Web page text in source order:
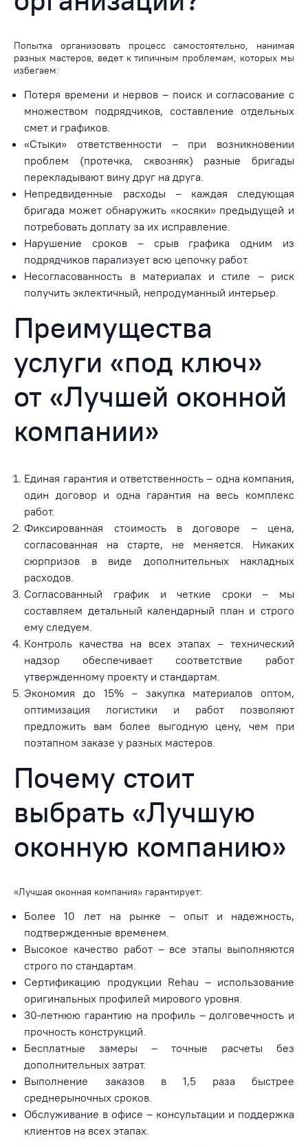
Попытка организовать процесс самостоятельно, нанимая
разных мастеров, ведет к типичным проблемам, которых мы
избегаем:
Потеря времени и нервов – поиск и согласование с
множеством подрядчиков, составление отдельных
смет и графиков.
«Стыки» ответственности – при возникновении
проблем (протечка, сквозняк) разные бригады
перекладывают вину друг на друга.
Непредвиденные расходы – каждая следующая
бригада может обнаружить «косяки» предыдущей и
потребовать доплату за их исправление.
Нарушение сроков – срыв графика одним из
подрядчиков парализует всю цепочку работ.
Несогласованность в материалах и стиле – риск
получить эклектичный, непродуманный интерьер.
Преимущества
услуги «под ключ»
от «Лучшей оконной
компании»
Единая гарантия и ответственность – одна компания,
один договор и одна гарантия на весь комплекс
работ.
Фиксированная стоимость в договоре – цена,
согласованная на старте, не меняется. Никаких
сюрпризов в виде дополнительных накладных
расходов.
Согласованный график и четкие сроки – мы
составляем детальный календарный план и строго
ему следуем.
Контроль качества на всех этапах – технический
надзор обеспечивает соответствие работ
утвержденному проекту и стандартам.
Экономия до 15% – закупка материалов оптом,
оптимизация логистики и работ позволяют
предложить вам более выгодную цену, чем при
поэтапном заказе у разных мастеров.
Почему стоит
выбрать «Лучшую
оконную компанию»
«Лучшая оконная компания» гарантирует:
Более 10 лет на рынке – опыт и надежность,
подтвержденные временем.
Высокое качество работ – все этапы выполняются
строго по стандартам.
Сертификацию продукции Rehau – использование
оригинальных профилей мирового уровня.
30-летнюю гарантию на профиль – долговечность и
прочность конструкций.
Бесплатные замеры – точные расчеты без
дополнительных затрат.
Выполнение заказов в 1,5 раза быстрее
среднерыночных сроков.
Обслуживание в офисе – консультации и поддержка
клиентов на всех этапах.